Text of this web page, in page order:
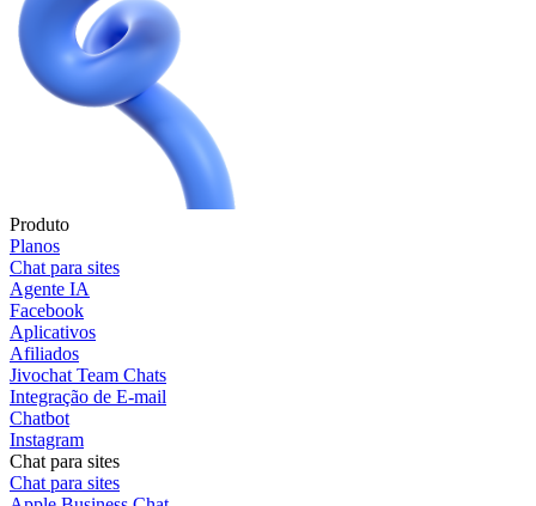
Produto
Planos
Chat para sites
Agente IA
Facebook
Aplicativos
Afiliados
Jivochat Team Chats
Integração de E-mail
Chatbot
Instagram
Chat para sites
Chat para sites